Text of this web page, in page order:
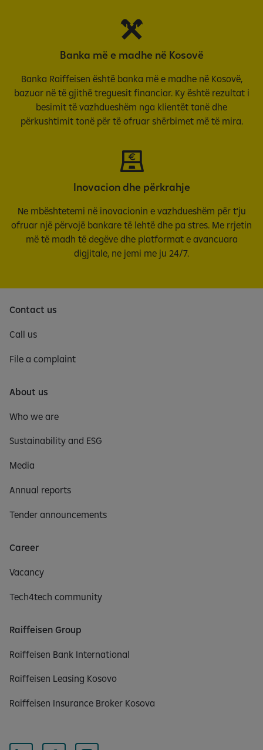
Banka më e madhe në Kosovë
Banka Raiffeisen është banka më e madhe në Kosovë,
bazuar në të gjithë treguesit financiar. Ky është rezultat i
besimit të vazhdueshëm nga klientët tanë dhe
përkushtimit tonë për të ofruar shërbimet më të mira.
Inovacion dhe përkrahje
Ne mbështetemi në inovacionin e vazhdueshëm për t'ju
ofruar një përvojë bankare të lehtë dhe pa stres. Me rrjetin
më të madh të degëve dhe platformat e avancuara
digjitale, ne jemi me ju 24/7.
Contact us
Call us
File a complaint
About us
Who we are
Sustainability and ESG
Media
Annual reports
Tender announcements
Career
Vacancy
Tech4tech community
Raiffeisen Group
Raiffeisen Bank International
Raiffeisen Leasing Kosovo
Raiffeisen Insurance Broker Kosova